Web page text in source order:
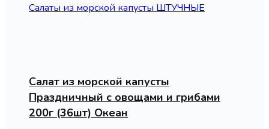
Салаты из морской капусты ШТУЧНЫЕ
Салат из морской капусты
Праздничный с овощами и грибами
200г (36шт) Океан